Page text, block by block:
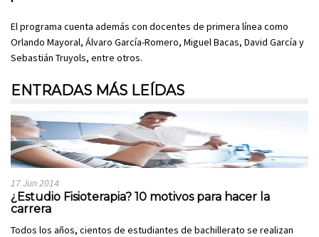
El programa cuenta además con docentes de primera línea como
Orlando Mayoral, Álvaro García-Romero, Miguel Bacas, David García y
Sebastián Truyols, entre otros.
ENTRADAS MÁS LEÍDAS
17 Jun 2014
¿Estudio Fisioterapia? 10 motivos para hacer la
carrera
Todos los años, cientos de estudiantes de bachillerato se realizan